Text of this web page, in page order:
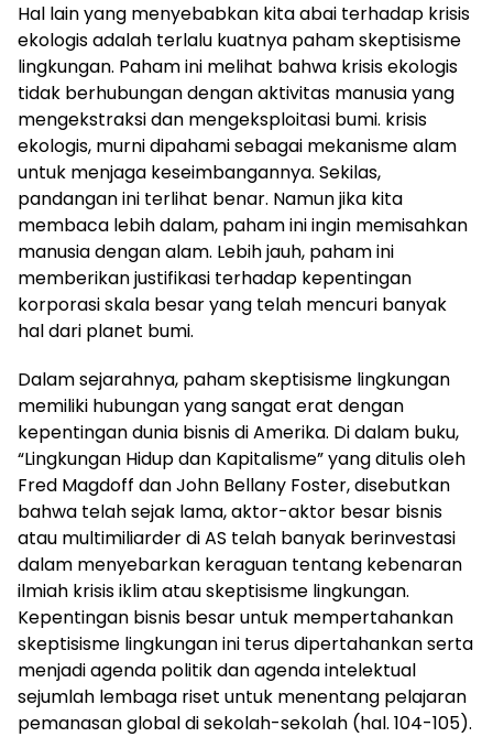
Hal lain yang menyebabkan kita abai terhadap krisis
ekologis adalah terlalu kuatnya paham skeptisisme
lingkungan. Paham ini melihat bahwa krisis ekologis
tidak berhubungan dengan aktivitas manusia yang
mengekstraksi dan mengeksploitasi bumi. krisis
ekologis, murni dipahami sebagai mekanisme alam
untuk menjaga keseimbangannya. Sekilas,
pandangan ini terlihat benar. Namun jika kita
membaca lebih dalam, paham ini ingin memisahkan
manusia dengan alam. Lebih jauh, paham ini
memberikan justifikasi terhadap kepentingan
korporasi skala besar yang telah mencuri banyak
hal dari planet bumi.
Dalam sejarahnya, paham skeptisisme lingkungan
memiliki hubungan yang sangat erat dengan
kepentingan dunia bisnis di Amerika. Di dalam buku,
“Lingkungan Hidup dan Kapitalisme” yang ditulis oleh
Fred Magdoff dan John Bellany Foster, disebutkan
bahwa telah sejak lama, aktor-aktor besar bisnis
atau multimiliarder di AS telah banyak berinvestasi
dalam menyebarkan keraguan tentang kebenaran
ilmiah krisis iklim atau skeptisisme lingkungan.
Kepentingan bisnis besar untuk mempertahankan
skeptisisme lingkungan ini terus dipertahankan serta
menjadi agenda politik dan agenda intelektual
sejumlah lembaga riset untuk menentang pelajaran
pemanasan global di sekolah-sekolah (hal. 104-105).